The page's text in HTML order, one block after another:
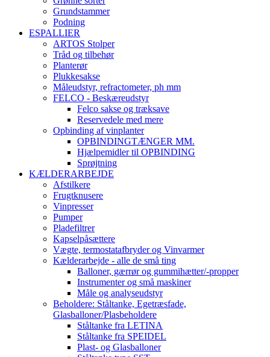
Grundstammer
Podning
ESPALLIER
ARTOS Stolper
Tråd og tilbehør
Planterør
Plukkesakse
Måleudstyr, refractometer, ph mm
FELCO - Beskæreudstyr
Felco sakse og træksave
Reservedele med mere
Opbinding af vinplanter
OPBINDINGTÆNGER MM.
Hjælpemidler til OPBINDING
Sprøjtning
KÆLDERARBEJDE
Afstilkere
Frugtknusere
Vinpresser
Pumper
Pladefiltrer
Kapselpåsættere
Vægte, termostatafbryder og Vinvarmer
Kælderarbejde - alle de små ting
Balloner, gærrør og gummihætter/-propper
Instrumenter og små maskiner
Måle og analyseudstyr
Beholdere: Ståltanke, Egetræsfade,
Glasballoner/Plasbeholdere
Ståltanke fra LETINA
Ståltanke fra SPEIDEL
Plast- og Glasballoner